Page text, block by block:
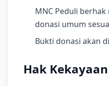
MNC Peduli
donasi umum
Bukti donasi akan
Hak